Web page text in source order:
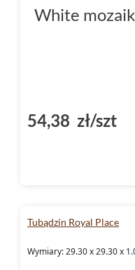
White
54,38 zł/szt
Tubądzin Royal Place
Wymiary: 29.30 x 29.30 x